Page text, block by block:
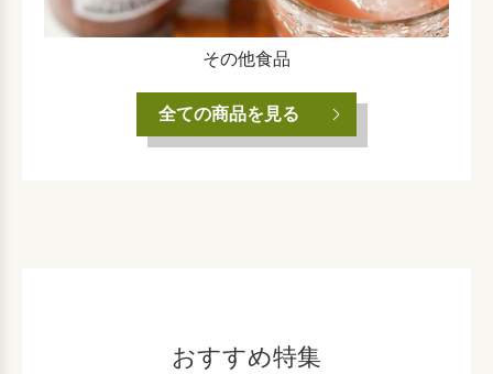
その他食品
全ての商品を見る
おすすめ特集